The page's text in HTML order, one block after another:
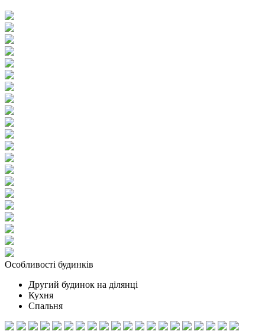
Особливості будинків
Другий будинок на ділянці
Кухня
Спальня